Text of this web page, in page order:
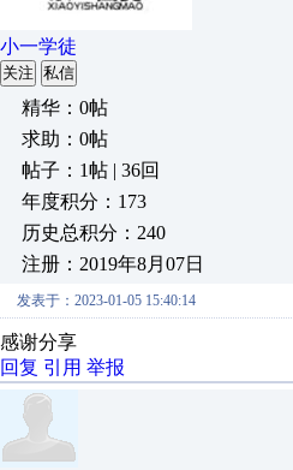
小一学徒
关注 私信
精华：0帖
求助：0帖
帖子：1帖 | 36回
年度积分：173
历史总积分：240
注册：2019年8月07日
发表于：2023-01-05 15:40:14
感谢分享
回复 引用 举报